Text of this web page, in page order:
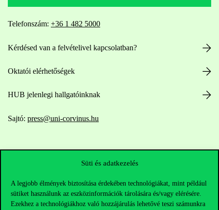
Süti és adatkezelés
A legjobb élmények biztosítása érdekében technológiákat, mint például
sütiket használunk az eszközinformációk tárolására és/vagy elérésére.
Ezekhez a technológiákhoz való hozzájárulás lehetővé teszi számunkra
Telefonszám: +36 1 482 5000
Kérdésed van a felvételivel kapcsolatban?
Oktatói elérhetőségek
HUB jelenlegi hallgatóinknak
Sajtó: press@uni-corvinus.hu
Hasznos linkek